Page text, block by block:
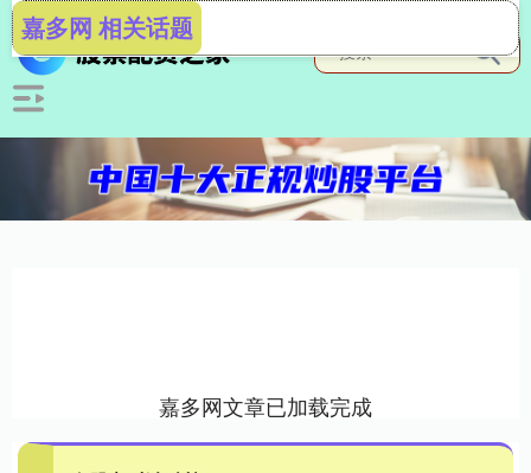
嘉多网 相关话题
嘉多网文章已加载完成